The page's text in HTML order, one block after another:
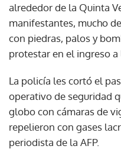
alrededor de la Quinta
manifestantes, mucho
con piedras, palos y
protestar en el ingreso a
La policía les cortó el
operativo de seguridad
globo con cámaras de
repelieron con gases
periodista de la AFP.